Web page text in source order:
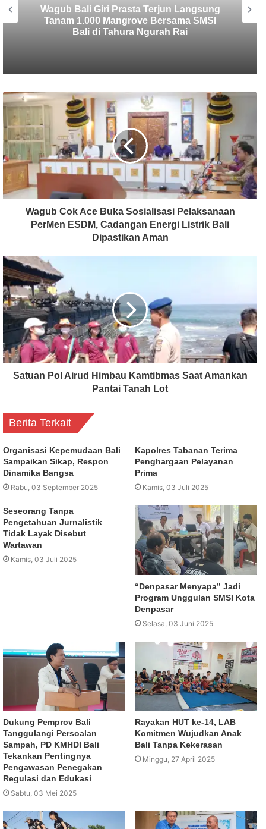
SMSI Bali Tanam 1.000 Mangrove di
Tahura Ngurah Rai dalam Rangka HPN
2026
Wagub Cok Ace Buka Sosialisasi Pelaksanaan
PerMen ESDM, Cadangan Energi Listrik Bali
Dipastikan Aman
Satuan Pol Airud Himbau Kamtibmas Saat Amankan
Pantai Tanah Lot
Berita Terkait
Organisasi Kepemudaan Bali
Sampaikan Sikap, Respon
Dinamika Bangsa
Rabu, 03 September 2025
Kapolres Tabanan Terima
Penghargaan Pelayanan
Prima
Kamis, 03 Juli 2025
Seseorang Tanpa
Pengetahuan Jurnalistik
Tidak Layak Disebut
Wartawan
Kamis, 03 Juli 2025
“Denpasar Menyapa” Jadi
Program Unggulan SMSI Kota
Denpasar
Selasa, 03 Juni 2025
Dukung Pemprov Bali
Tanggulangi Persoalan
Sampah, PD KMHDI Bali
Tekankan Pentingnya
Pengawasan Penegakan
Regulasi dan Edukasi
Sabtu, 03 Mei 2025
Rayakan HUT ke-14, LAB
Komitmen Wujudkan Anak
Bali Tanpa Kekerasan
Minggu, 27 April 2025